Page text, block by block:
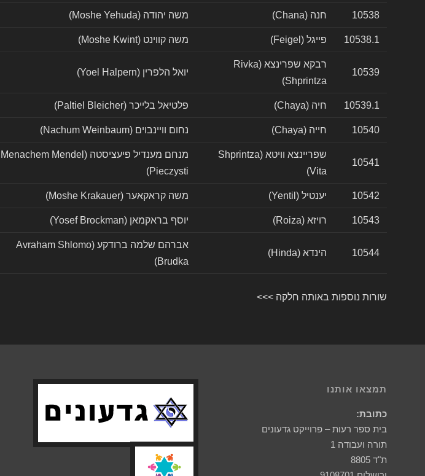
10538 חנה (Chana) משה יהודה (Moshe Yehuda)
10538.1 פייגל (Feigel) משה קווינט (Moshe Kwint)
10539
רבקא שפרינצא (Rivka
Shprintza)
יואל הלפרין (Yoel Halpern)
10539.1 חיה (Chaya) פלטיאל בלייכר (Paltiel Bleicher)
10540 חייה (Chaya) נחום וויינבוים (Nachum Weinbaum)
10541
שפריינצא וויטא (Shprintza
Vita)
מנחם מענדיל פיעציסטה (Menachem Mendel
Pieczysti)
10542 יענטיל (Yentil) משה קראקאער (Moshe Krakauer)
10543 רויזא (Roiza) יוסף בראקמאן (Yosef Brockman)
10544 הינדא (Hinda)
אברהם שלמה ברודקע (Avraham Shlomo
Brudka)
שורות נוספות באותה חלקה >>>
תמצאו אותנו
כתובת:
בית ספר רעות – פרוייקט גדעונים
תורה ועבודה 1
ת"ד 8805